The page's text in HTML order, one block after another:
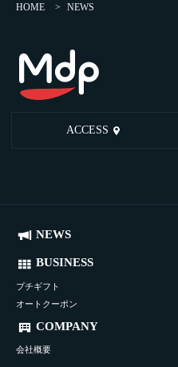
HOME > NEWS
ACCESS
NEWS
BUSINESS
プチギフト
オートクーポン
COMPANY
会社概要